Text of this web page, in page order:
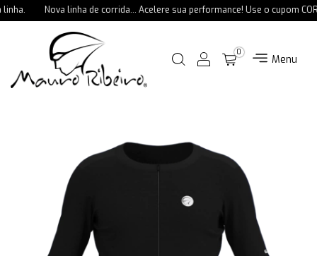
Nova linha de corrida... Acelere sua performance! Use o cupom
Menu
0